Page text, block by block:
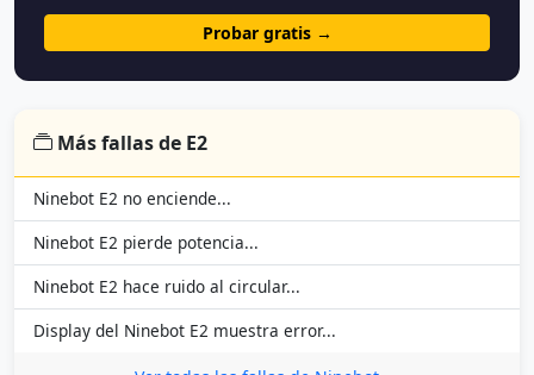
Probar gratis →
Más fallas de E2
Ninebot E2 no enciende...
Ninebot E2 pierde potencia...
Ninebot E2 hace ruido al circular...
Display del Ninebot E2 muestra error...